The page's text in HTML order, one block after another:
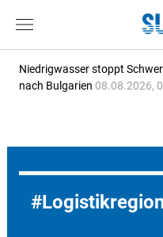
Niedrigwasser stoppt
nach Bulgarien 08.08.2026,